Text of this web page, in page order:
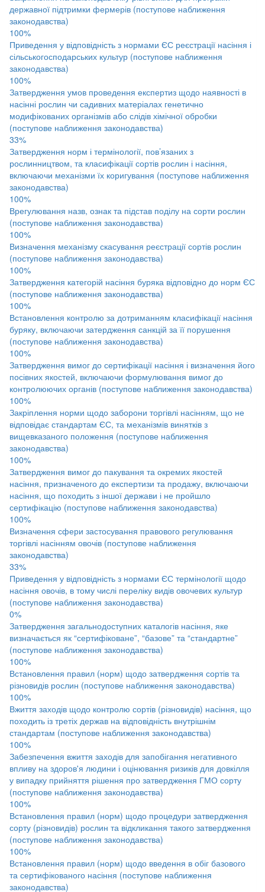
державної підтримки фермерів (поступове наближення
законодавства)
100%
Приведення у відповідність з нормами ЄС реєстрації насіння і
сільськогосподарських культур (поступове наближення
законодавства)
100%
Затвердження умов проведення експертиз щодо наявності в
насінні рослин чи садивних матеріалах генетично
модифікованих організмів або слідів хімічної обробки
(поступове наближення законодавства)
33%
Затвердження норм і термінології, пов’язаних з
рослинництвом, та класифікації сортів рослин і насіння,
включаючи механізми їх коригування (поступове наближення
законодавства)
100%
Врегулювання назв, ознак та підстав поділу на сорти рослин
(поступове наближення законодавства)
100%
Визначення механізму скасування реєстрації сортів рослин
(поступове наближення законодавства)
100%
Затвердження категорій насіння буряка відповідно до норм ЄС
(поступове наближення законодавства)
100%
Встановлення контролю за дотриманням класифікації насіння
буряку, включаючи затердження санкцій за її порушення
(поступове наближення законодавства)
100%
Затвердження вимог до сертифікації насіння і визначення його
посівних якостей, включаючи формулювання вимог до
контролюючих органів (поступове наближення законодавства)
100%
Закріплення норми щодо заборони торгівлі насінням, що не
відповідає стандартам ЄС, та механізмів винятків з
вищевказаного положення (поступове наближення
законодавства)
100%
Затвердження вимог до пакування та окремих якостей
насіння, призначеного до експертизи та продажу, включаючи
насіння, що походить з іншої держави і не пройшло
сертифікацію (поступове наближення законодавства)
100%
Визначення сфери застосування правового регулювання
торгівлі насінням овочів (поступове наближення
законодавства)
33%
Приведення у відповідність з нормами ЄС термінології щодо
насіння овочів, в тому числі переліку видів овочевих культур
(поступове наближення законодавства)
0%
Затвердження загальнодоступних каталогів насіння, яке
визначається як “сертифіковане”, “базове” та “стандартне”
(поступове наближення законодавства)
100%
Встановлення правил (норм) щодо затвердження сортів та
різновидів рослин (поступове наближення законодавства)
100%
Вжиття заходів щодо контролю сортів (різновидів) насіння, що
походить із третіх держав на відповідність внутрішнім
стандартам (поступове наближення законодавства)
100%
Забезпечення вжиття заходів для запобігання негативного
впливу на здоров'я людини і оцінювання ризиків для довкілля
у випадку прийняття рішення про затвердження ГМО сорту
(поступове наближення законодавства)
100%
Встановлення правил (норм) щодо процедури затвердження
сорту (різновидів) рослин та відкликання такого затвердження
(поступове наближення законодавства)
100%
Встановлення правил (норм) щодо введення в обіг базового
та сертифікованого насіння (поступове наближення
законодавства)